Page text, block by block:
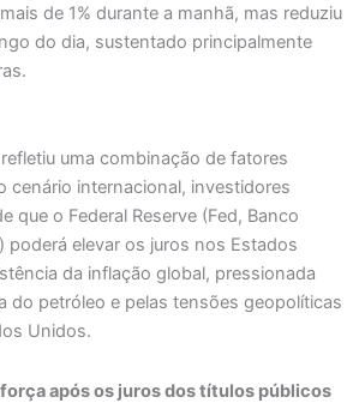
de 1% durante a manhã, mas reduziu
do dia, sustentado principalmente
uma combinação de fatores
cenário internacional, investidores
que o Federal Reserve (Fed, Banco
poderá elevar os juros nos Estados
da inflação global, pressionada
do petróleo e pelas tensões geopolíticas
Unidos.
após os juros dos títulos públicos